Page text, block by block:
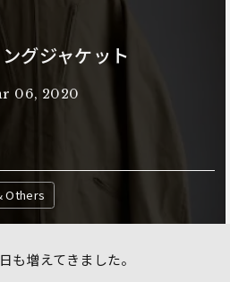
グジャケット
06, 2020
Others
も増えてきました。